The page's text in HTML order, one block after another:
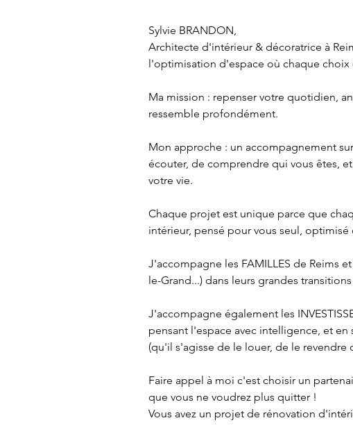
Sylvie BRANDON,
Architecte d'intérieur & décoratrice à
l'optimisation d'espace où chaque choix
Ma mission : repenser votre quotidien,
ressemble profondément.
Mon approche : un accompagnement
écouter, de comprendre qui vous êtes,
votre vie.
Chaque projet est unique parce que
intérieur, pensé pour vous seul,
J'accompagne les FAMILLES de Reims
le-Grand...) dans leurs grandes
J'accompagne également les
pensant l'espace avec intelligence, et
(qu'il s'agisse de le louer, de le revendre
Faire appel à moi c'est choisir un
que vous ne voudrez plus quitter !
Vous avez un projet de rénovation